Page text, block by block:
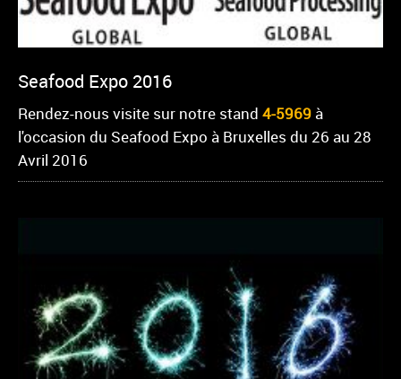
Seafood Expo 2016
Rendez-nous visite sur notre stand 4-5969 à
l'occasion du Seafood Expo à Bruxelles du 26 au 28
Avril 2016